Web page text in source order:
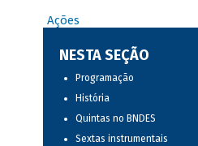
Ações
NESTA SEÇÃO
Programação
História
Quintas no BNDES
Sextas instrumentais